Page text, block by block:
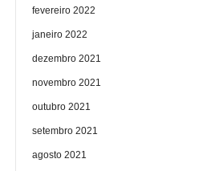
fevereiro 2022
janeiro 2022
dezembro 2021
novembro 2021
outubro 2021
setembro 2021
agosto 2021